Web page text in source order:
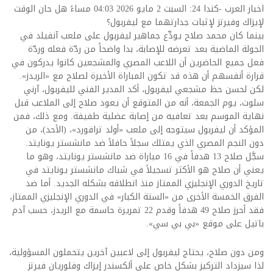
اخبار العرب -كندا 24: السبت 2 مايو 2026 04:03 مساءً هل حان الوقت
لإيزاك وفيرتز لإثبات جدارتهما مع ليفربول؟
بينما كان محمد صلاح يودِّع جماهير ليفربول على ملعب آنفيلد في
الجولة الماضية بعد تعرضه للإصابة، بدا واضحاً من ردّة فعله وردّة
فعل جميع الحاضرين أن اللاعب المصري والمشجعين كانوا يدركون في
قرارة أنفسهم أن هذه قد تكون المباراة الأخيرة لصلاح مع «الريدز».
لكن لحسن حظ مشجعي ليفربول، أكد المدير الفني لليفربول، آرني
سلوت، يوم الجمعة، أنه من المتوقع أن يعود صلاح إلى الملاعب قبل
نهاية الموسم بعد تعافيه من إصابة عضلية طفيفة. ومع ذلك، فمن
المؤكد أن ليفربول سيتوجه إلى ملعب «أولد ترافورد»، (الأحد)، من
دون النجم المصري الذي يمتلك سجلاً حافلاً ضد مانشستر يونايتد.
سجَّل صلاح 13 هدفاً في 16 مباراة ضد مانشستر يونايتد، وهو ما
يعني أن صلاح هو الأكثر تسجيلاً في شباك مانشستر يونايتد في
تاريخ الدوري الإنجليزي الممتاز منذ انطلاقه بشكله الجديد. أما ضد
الفرق الخمسة الأخرى من «الستة الكبار» في الدوري الإنجليزي الممتاز،
فقد أحرز صلاح 49 هدفاً وقدم 22 تمريرة حاسمة مع الريدز، حسب آدم
باتيل على موقع «بي بي سي».
ومن دون صلاح، يحتاج ليفربول إلى لاعبين آخرين يتحملون المسؤولية،
لذا سيزداد التركيز بشكل خاص على ألكسندر إيزاك وفلوريان فيرتز